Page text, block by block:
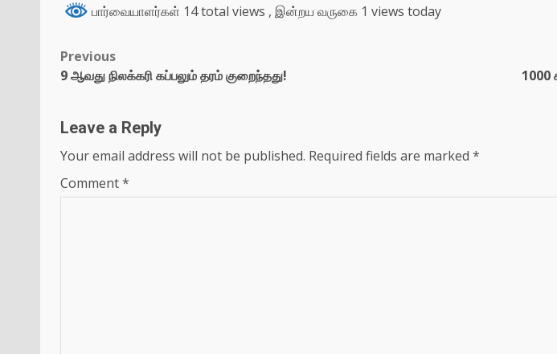
பார்வையாளர்கள் 14 total views , இன்றய வருகை 1 views today
Previous
9 ஆவது நிலக்கரி கப்பலும் தரம் குறைந்தது!
1000
Leave a Reply
Your email address will not be published. Required fields are marked *
Comment*